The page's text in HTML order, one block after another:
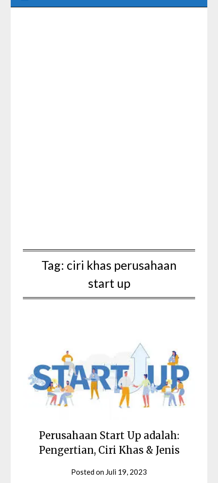
Tag: ciri khas perusahaan
start up
Perusahaan Start Up adalah:
Pengertian, Ciri Khas & Jenis
Posted on Juli 19, 2023